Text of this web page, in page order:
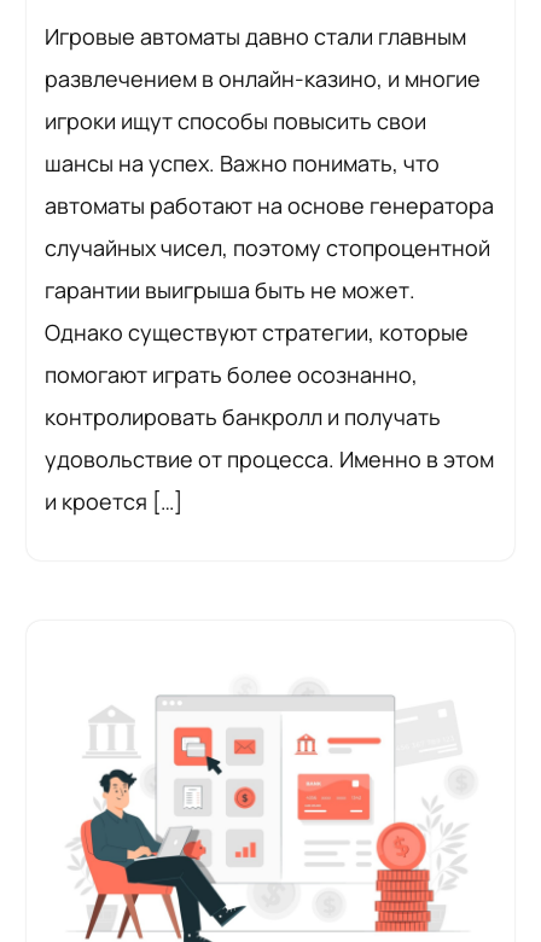
Игровые автоматы давно стали главным
развлечением в онлайн-казино, и многие
игроки ищут способы повысить свои
шансы на успех. Важно понимать, что
автоматы работают на основе генератора
случайных чисел, поэтому стопроцентной
гарантии выигрыша быть не может.
Однако существуют стратегии, которые
помогают играть более осознанно,
контролировать банкролл и получать
удовольствие от процесса. Именно в этом
и кроется […]